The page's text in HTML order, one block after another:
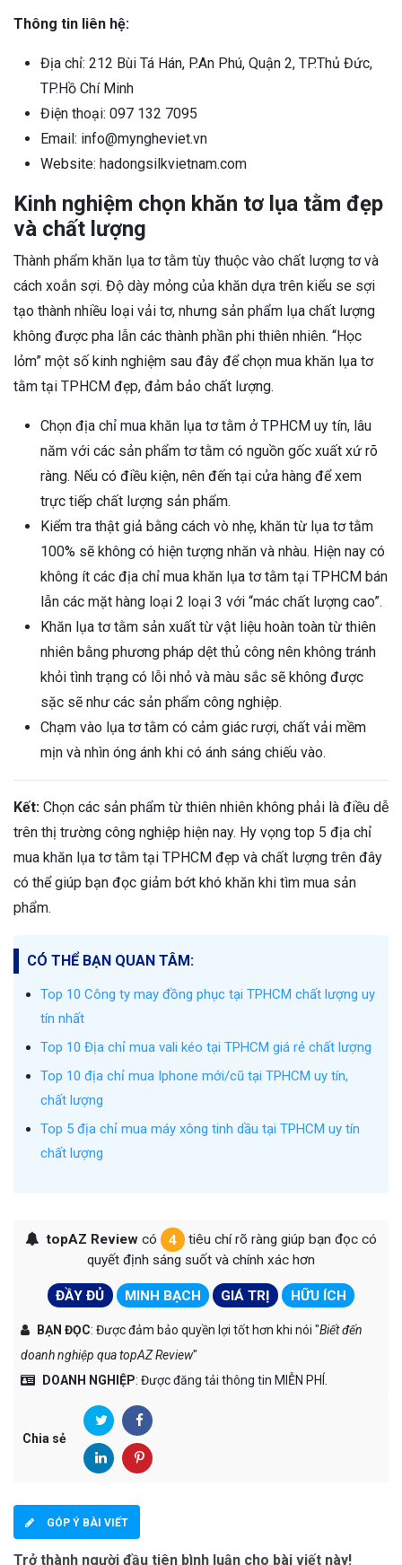
Thông tin liên hệ:
Địa chỉ: 212 Bùi Tá Hán, P.An Phú, Quận 2, TP.Thủ Đức,
TP.Hồ Chí Minh
Điện thoại: 097 132 7095
Email: info@myngheviet.vn
Website: hadongsilkvietnam.com
Kinh nghiệm chọn khăn tơ lụa tằm đẹp
và chất lượng
Thành phẩm khăn lụa tơ tằm tùy thuộc vào chất lượng tơ và
cách xoắn sợi. Độ dày mỏng của khăn dựa trên kiểu se sợi
tạo thành nhiều loại vải tơ, nhưng sản phẩm lụa chất lượng
không được pha lẫn các thành phần phi thiên nhiên. “Học
lỏm” một số kinh nghiệm sau đây để chọn mua khăn lụa tơ
tằm tại TPHCM đẹp, đảm bảo chất lượng.
Chọn địa chỉ mua khăn lụa tơ tằm ở TPHCM uy tín, lâu
năm với các sản phẩm tơ tằm có nguồn gốc xuất xứ rõ
ràng. Nếu có điều kiện, nên đến tại cửa hàng để xem
trực tiếp chất lượng sản phẩm.
Kiểm tra thật giả bằng cách vò nhẹ, khăn từ lụa tơ tằm
100% sẽ không có hiện tượng nhăn và nhàu. Hiện nay có
không ít các địa chỉ mua khăn lụa tơ tằm tại TPHCM bán
lẫn các mặt hàng loại 2 loại 3 với “mác chất lượng cao”.
Khăn lụa tơ tằm sản xuất từ vật liệu hoàn toàn từ thiên
nhiên bằng phương pháp dệt thủ công nên không tránh
khỏi tình trạng có lỗi nhỏ và màu sắc sẽ không được
sặc sẽ như các sản phẩm công nghiệp.
Chạm vào lụa tơ tằm có cảm giác rượi, chất vải mềm
mịn và nhìn óng ánh khi có ánh sáng chiếu vào.
Kết: Chọn các sản phẩm từ thiên nhiên không phải là điều dễ
trên thị trường công nghiệp hiện nay. Hy vọng top 5 địa chỉ
mua khăn lụa tơ tằm tại TPHCM đẹp và chất lượng trên đây
có thể giúp bạn đọc giảm bớt khó khăn khi tìm mua sản
phẩm.
CÓ THỂ BẠN QUAN TÂM:
Top 10 Công ty may đồng phục tại TPHCM chất lượng uy
tín nhất
Top 10 Địa chỉ mua vali kéo tại TPHCM giá rẻ chất lượng
Top 10 địa chỉ mua Iphone mới/cũ tại TPHCM uy tín,
chất lượng
Top 5 địa chỉ mua máy xông tinh dầu tại TPHCM uy tín
chất lượng
topAZ Reviewcó 4
tiêu chí rõ ràng giúp bạn đọc có
quyết định sáng suốt và chính xác hơn
ĐẦY ĐỦ MINH BẠCH GIÁ TRỊ HỮU ÍCH
BẠN ĐỌC: Được đảm bảo quyền lợi tốt hơn khi nói "Biết đến
doanh nghiệp qua topAZ Review"
DOANH NGHIỆP: Được đăng tải thông tin MIỄN PHÍ.
Chia sẻ
GÓP Ý BÀI VIẾT
Trở thành người đầu tiên bình luận cho bài viết này!